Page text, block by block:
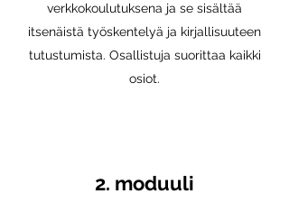
verkkokoulutuksena ja se sisältää
itsenäistä työskentelyä ja kirjallisuuteen
tutustumista. Osallistuja suorittaa kaikki
osiot.
2. moduuli